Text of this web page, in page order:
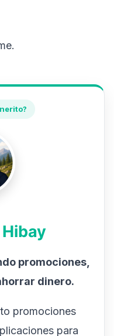
Hibay
promociones,
dinero.
promociones
para